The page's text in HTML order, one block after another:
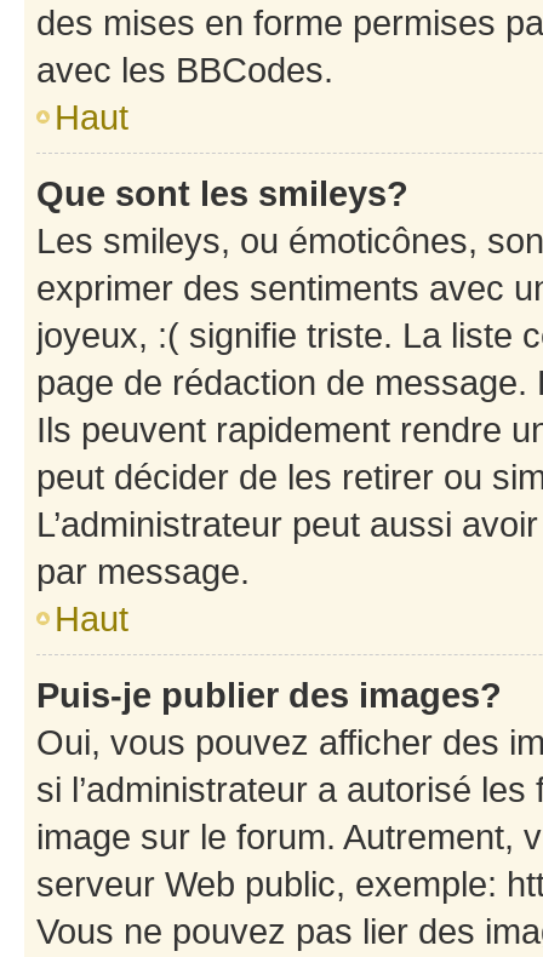
des mises en forme permises
avec les BBCodes.
Haut
Que sont les smileys?
Les smileys, ou émoticônes,
exprimer des sentiments avec
joyeux, :( signifie triste. La liste
page de rédaction de
Ils peuvent rapidement rendre
peut décider de les retirer ou
L’administrateur peut aussi
par message.
Haut
Puis-je publier des images?
Oui, vous pouvez afficher des
si l’administrateur a autorisé
image sur le forum. Autrement,
serveur Web public, exemple:
Vous ne pouvez pas lier des